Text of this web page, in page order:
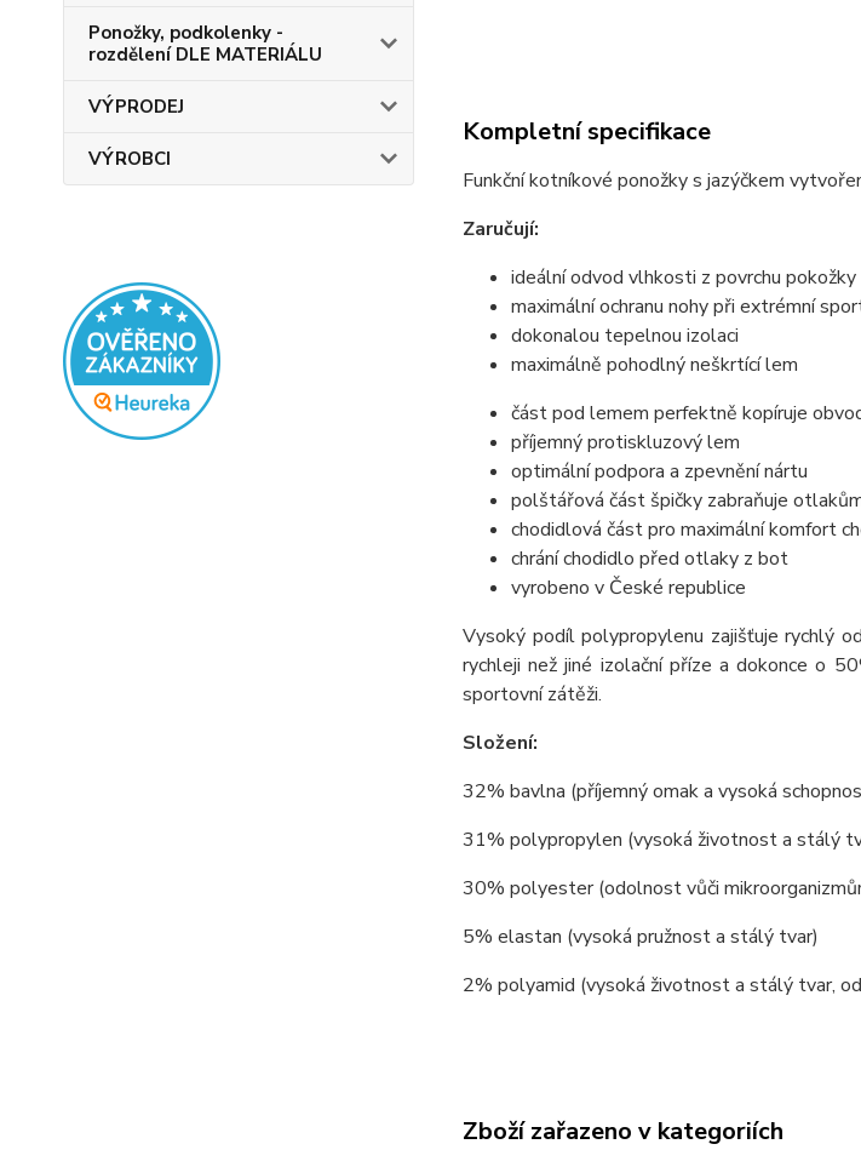
Ponožky, podkolenky -
rozdělení DLE MATERIÁLU
VÝPRODEJ
VÝROBCI
Kompletní specifikace
Funkční kotníkové ponožky s jazýčkem
Zaručují:
ideální odvod vlhkosti z povrchu pokožky
maximální ochranu nohy při extrémní
dokonalou tepelnou izolaci
maximálně pohodlný neškrtící lem
část pod lemem perfektně kopíruje
příjemný protiskluzový lem
optimální podpora a zpevnění nártu
polštářová část špičky zabraňuje
chodidlová část pro maximální komfort
chrání chodidlo před otlaky z bot
vyrobeno v České republice
Vysoký podíl polypropylenu zajišťuje rychlý
rychleji než jiné izolační příze a dokonce o
sportovní zátěži.
Složení:
32% bavlna (příjemný omak a vysoká
31% polypropylen (vysoká životnost a stálý
30% polyester (odolnost vůči
5% elastan (vysoká pružnost a stálý tvar)
2% polyamid (vysoká životnost a stálý tvar,
Zboží zařazeno v kategoriích